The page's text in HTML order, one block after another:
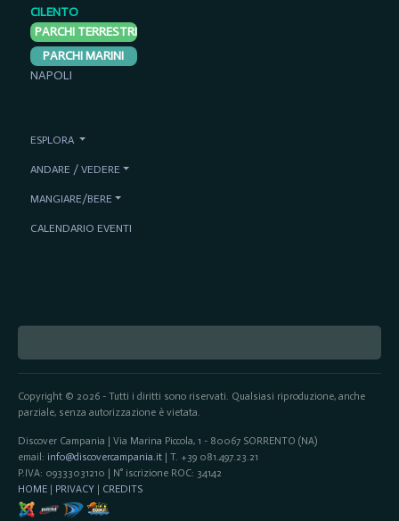
Copyright © 2026 - Tutti i diritti sono riservati. Qualsiasi riproduzione, anche
parziale, senza autorizzazione è vietata.
Discover Campania | Via Marina Piccola, 1 - 80067 SORRENTO (NA)
email: info@discovercampania.it| T. +39 081.497.23.21
P.IVA: 09333031210 | N° iscrizione ROC: 34142
HOME| PRIVACY | CREDITS
CILENTO
PARCHI TERRESTRI
PARCHI MARINI
NAPOLI
ESPLORA
ANDARE / VEDERE
MANGIARE/BERE
CALENDARIO EVENTI